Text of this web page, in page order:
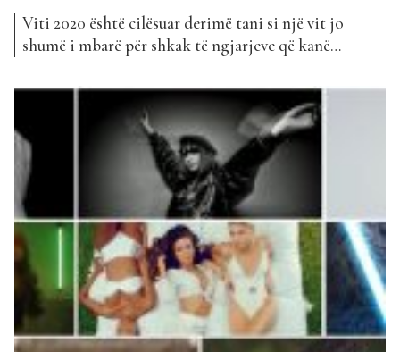
Viti 2020 është cilësuar derimë tani si një vit jo
shumë i mbarë për shkak të ngjarjeve që kanë
tani. Muzika është ajo që shëron cdo plagë dhe
publiku i “Top Awards” vazhdon të mbështesë
artistët e tyre të preferuar...